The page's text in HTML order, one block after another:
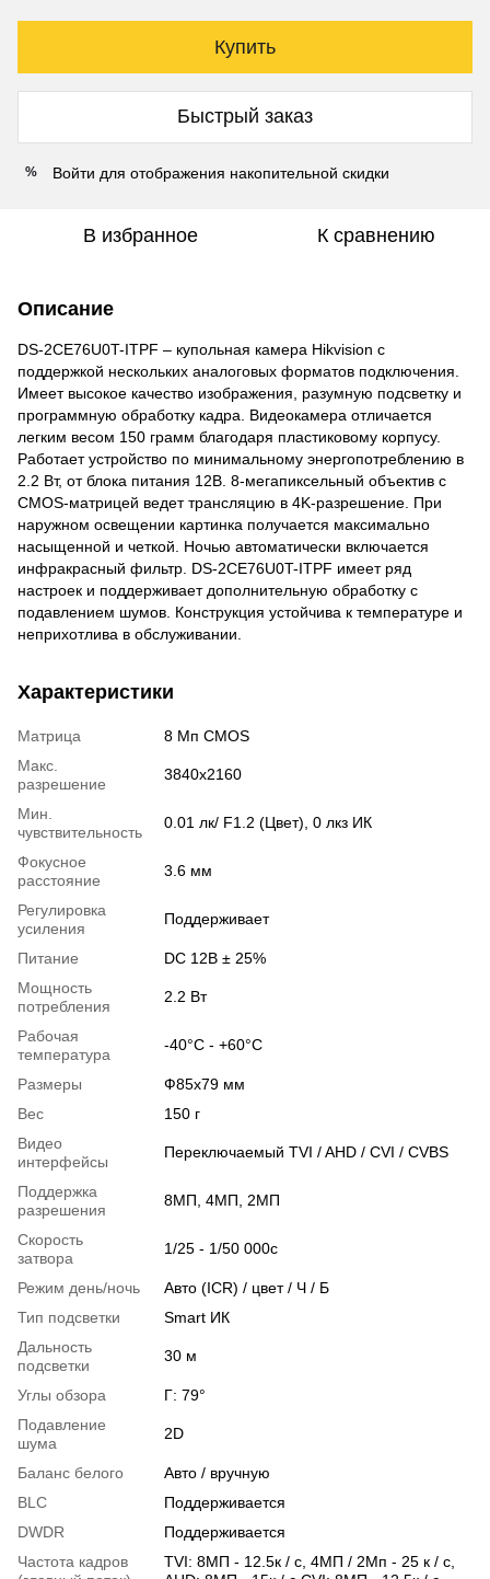
Купить
Быстрый заказ
% Войти для отображения накопительной скидки
В избранное К сравнению
Описание
DS-2CE76U0T-ITPF – купольная камера Hikvision с
поддержкой нескольких аналоговых форматов подключения.
Имеет высокое качество изображения, разумную подсветку и
программную обработку кадра. Видеокамера отличается
легким весом 150 грамм благодаря пластиковому корпусу.
Работает устройство по минимальному энергопотреблению в
2.2 Вт, от блока питания 12В. 8-мегапиксельный объектив с
CMOS-матрицей ведет трансляцию в 4K-разрешение. При
наружном освещении картинка получается максимально
насыщенной и четкой. Ночью автоматически включается
инфракрасный фильтр. DS-2CE76U0T-ITPF имеет ряд
настроек и поддерживает дополнительную обработку с
подавлением шумов. Конструкция устойчива к температуре и
неприхотлива в обслуживании.
Характеристики
Матрица
8 Мп CMOS
Макс.
разрешение
3840х2160
Мин.
чувствительность
0.01 лк/ F1.2 (Цвет), 0 лкз ИК
Фокусное
расстояние
3.6 мм
Регулировка
усиления
Поддерживает
Питание
DC 12В ± 25%
Мощность
потребления
2.2 Вт
Рабочая
температура
-40°C - +60°C
Размеры
Ф85х79 мм
Вес
150 г
Видео
интерфейсы
Переключаемый TVI / AHD / CVI / CVBS
Поддержка
разрешения
8МП, 4МП, 2МП
Скорость
затвора
1/25 - 1/50 000с
Режим день/ночь
Авто (ICR) / цвет / Ч / Б
Тип подсветки
Smart ИК
Дальность
подсветки
30 м
Углы обзора
Г: 79°
Подавление
шума
2D
Баланс белого
Авто / вручную
BLC
Поддерживается
DWDR
Поддерживается
Частота кадров
TVI: 8МП - 12.5к / с, 4МП / 2Мп - 25 к / с,